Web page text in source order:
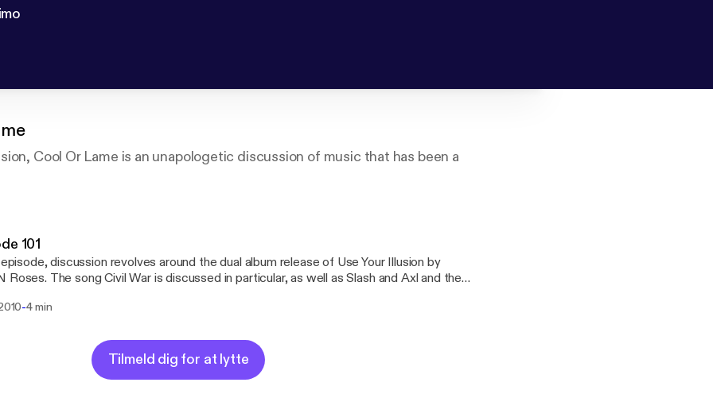
Cool Or Lame is an unapologetic discussion of music that has been a
101
discussion revolves around the dual album release of Use Your Illusion by
in particular, as well as Slash and Axl and their
-4 min
Tilmeld dig for at lytte